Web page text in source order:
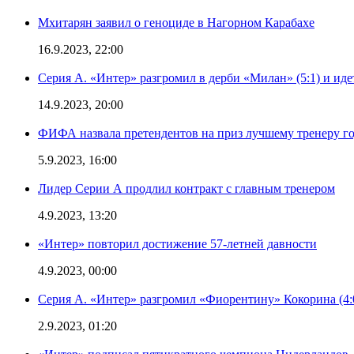
Мхитарян заявил о геноциде в Нагорном Карабахе
16.9.2023, 22:00
Серия А. «Интер» разгромил в дерби «Милан» (5:1) и
14.9.2023, 20:00
ФИФА назвала претендентов на приз лучшему тренеру
5.9.2023, 16:00
Лидер Серии А продлил контракт с главным тренером
4.9.2023, 13:20
«Интер» повторил достижение 57-летней давности
4.9.2023, 00:00
Серия А. «Интер» разгромил «Фиорентину» Кокорина
2.9.2023, 01:20